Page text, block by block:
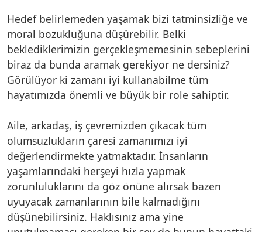
Hedef belirlemeden yaşamak bizi tatminsizliğe ve
moral bozukluğuna düşürebilir. Belki
beklediklerimizin gerçekleşmemesinin sebeplerini
biraz da bunda aramak gerekiyor ne dersiniz?
Görülüyor ki zamanı iyi kullanabilme tüm
hayatımızda önemli ve büyük bir role sahiptir.
Aile, arkadaş, iş çevremizden çıkacak tüm
olumsuzlukların çaresi zamanımızı iyi
değerlendirmekte yatmaktadır. İnsanların
yaşamlarındaki herşeyi hızla yapmak
zorunluluklarını da göz önüne alırsak bazen
uyuyacak zamanlarının bile kalmadığını
düşünebilirsiniz. Haklısınız ama yine